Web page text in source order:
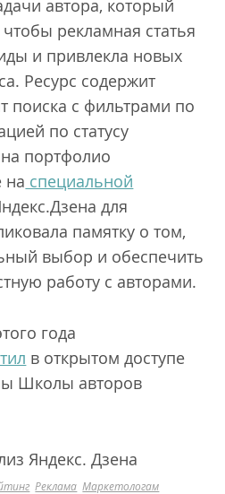
автора, который
рекламная статья
и привлекла новых
Ресурс содержит
поиска с фильтрами по
по статусу
портфолио
на специальной
для
памятку о том,
выбор и обеспечить
работу с авторами.
года
в открытом доступе
Школы авторов
Яндекс. Дзена
Реклама Маркетологам